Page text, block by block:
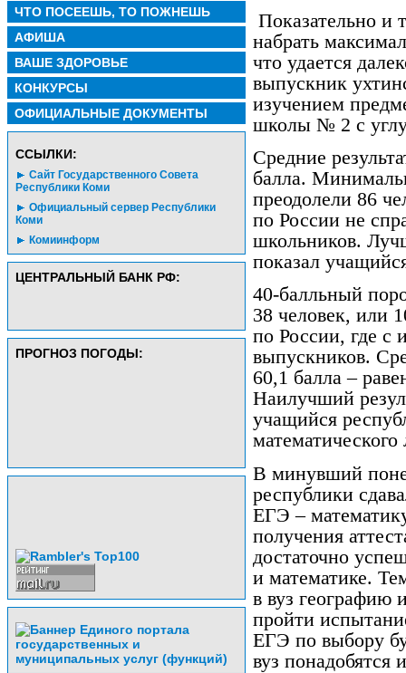
ЧТО ПОСЕЕШЬ, ТО ПОЖНЕШЬ
АФИША
ВАШЕ ЗДОРОВЬЕ
КОНКУРСЫ
ОФИЦИАЛЬНЫЕ ДОКУМЕНТЫ
CСЫЛКИ:
Сайт Государственного Совета
Республики Коми
Официальный сервер Республики
Коми
Комиинформ
ЦЕНТРАЛЬНЫЙ БАНК РФ:
ПРОГНОЗ ПОГОДЫ:
Показательно и
набрать
что удается
выпускник
изучением
школы № 2 с
Средние
балла.
преодолели 86
по России не
школьников.
показал
40-балльный
38 человек, или
по России, где с
выпускников.
60,1 балла –
Наилучший
учащийся
математического
В минувший
республики
ЕГЭ –
получения
достаточно
и математике.
в вуз географию
пройти
ЕГЭ по выбору
вуз понадобятся